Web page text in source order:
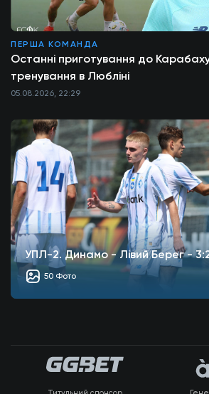
ПЕРША КОМАНДА
Останні приготування до
тренування в Любліні
05.08.2026, 22:29
УПЛ-2. Динамо - Лівий Берег -
50 Фото